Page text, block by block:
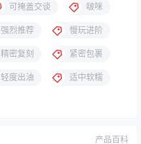
可掩盖交谈 啵咪
强烈推荐 慢玩进阶
精密复刻 紧密包裹
轻度出油 适中软糯
产品百科